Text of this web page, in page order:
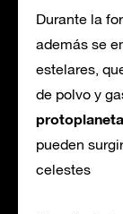
Durante la
además se
estelares,
de polvo y
pueden
celestes